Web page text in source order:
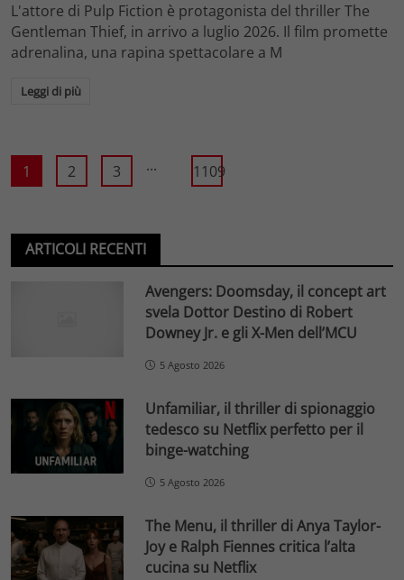
L'attore di Pulp Fiction è protagonista del thriller The
Gentleman Thief, in arrivo a luglio 2026. Il film promette
adrenalina, una rapina spettacolare a M
Leggi di più
1 2 3 ... 1109
ARTICOLI RECENTI
Avengers: Doomsday, il concept art
svela Dottor Destino di Robert
Downey Jr. e gli X-Men dell’MCU
5 Agosto 2026
Unfamiliar, il thriller di spionaggio
tedesco su Netflix perfetto per il
binge-watching
5 Agosto 2026
The Menu, il thriller di Anya Taylor-
Joy e Ralph Fiennes critica l’alta
cucina su Netflix